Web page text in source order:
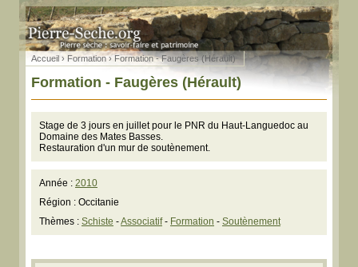
Accueil › Formation› Formation - Faugères (Hérault)
Formation - Faugères (Hérault)
Stage de 3 jours en juillet pour le PNR du Haut-Languedoc au
Domaine des Mates Basses.
Restauration d'un mur de soutènement.
Année : 2010
Région : Occitanie
Thèmes : Schiste -Associatif- Formation - Soutènement